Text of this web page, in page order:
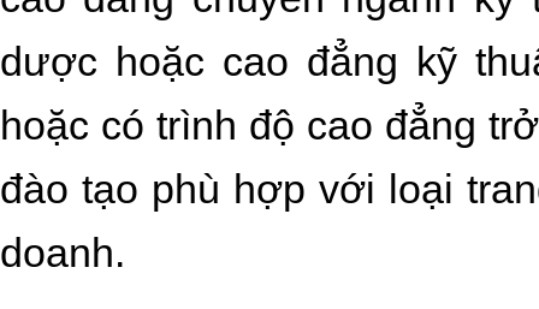
dược hoặc cao đẳng kỹ
hoặc có trình độ cao đẳng
đào tạo phù hợp với loại
doanh.